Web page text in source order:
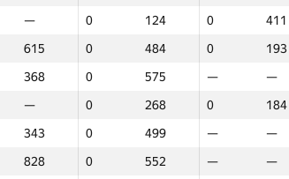
— 0 124 0 411
615 0 484 0 193
368 0 575 — —
— 0 268 0 184
343 0 499 — —
828 0 552 — —